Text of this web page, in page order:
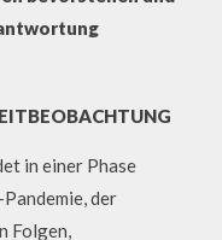
in einer Phase
der
Folgen,